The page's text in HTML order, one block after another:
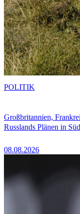
Großbritannien,
Russlands Plänen in
08.08.2026
POLITIK